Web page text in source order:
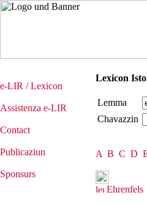
e-LIR / Lexicon
Assistenza e-LIR
Contact
Publicaziun
Sponsurs
Lexicon
Lemma
Chavazzin
A B C D
Ehrenfels